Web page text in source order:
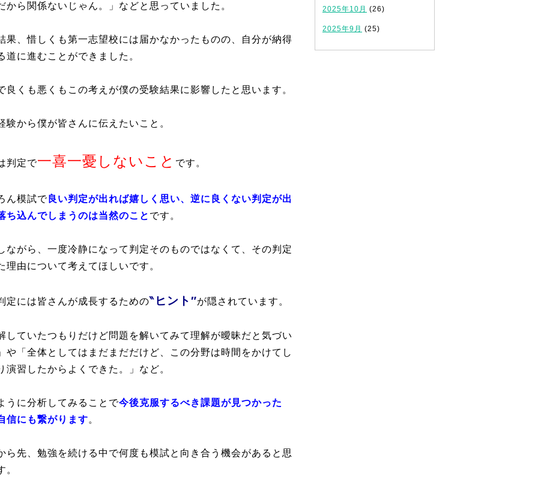
から関係ないじゃん。」などと思っていました。
果、惜しくも第一志望校には届かなかったものの、自分が納得
道に進むことができました。
良くも悪くもこの考えが僕の受験結果に影響したと思います。
験から僕が皆さんに伝えたいこと。
判定で一喜一憂しないこと です。
ん模試で 良い判定が出れば嬉しく思い、逆に良くない判定が出
ち込んでしまうのは当然のこと です。
ながら、一度冷静になって判定そのものではなくて、その判定
理由について考えてほしいです。
定には皆さんが成長するための‶ヒント″が隠されています。
していたつもりだけど問題を解いてみて理解が曖昧だと気づい
や「全体としてはまだまだだけど、この分野は時間をかけてし
演習したからよくできた。」など。
うに分析してみることで今後克服するべき課題が見つかった
信にも繋がります。
ら先、勉強を続ける中で何度も模試と向き合う機会があると思
。
2025年10月 (26)
2025年9月 (25)